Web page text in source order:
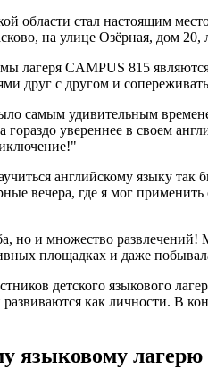
области стал настоящим
на улице Озёрная, дом
лагеря CAMPUS 815
друг с другом и
самым удивительным
гораздо увереннее в своем
английскому языку
вечера, где я мог
но и множество
площадках и даже
детского языкового
как личности. В
языковому